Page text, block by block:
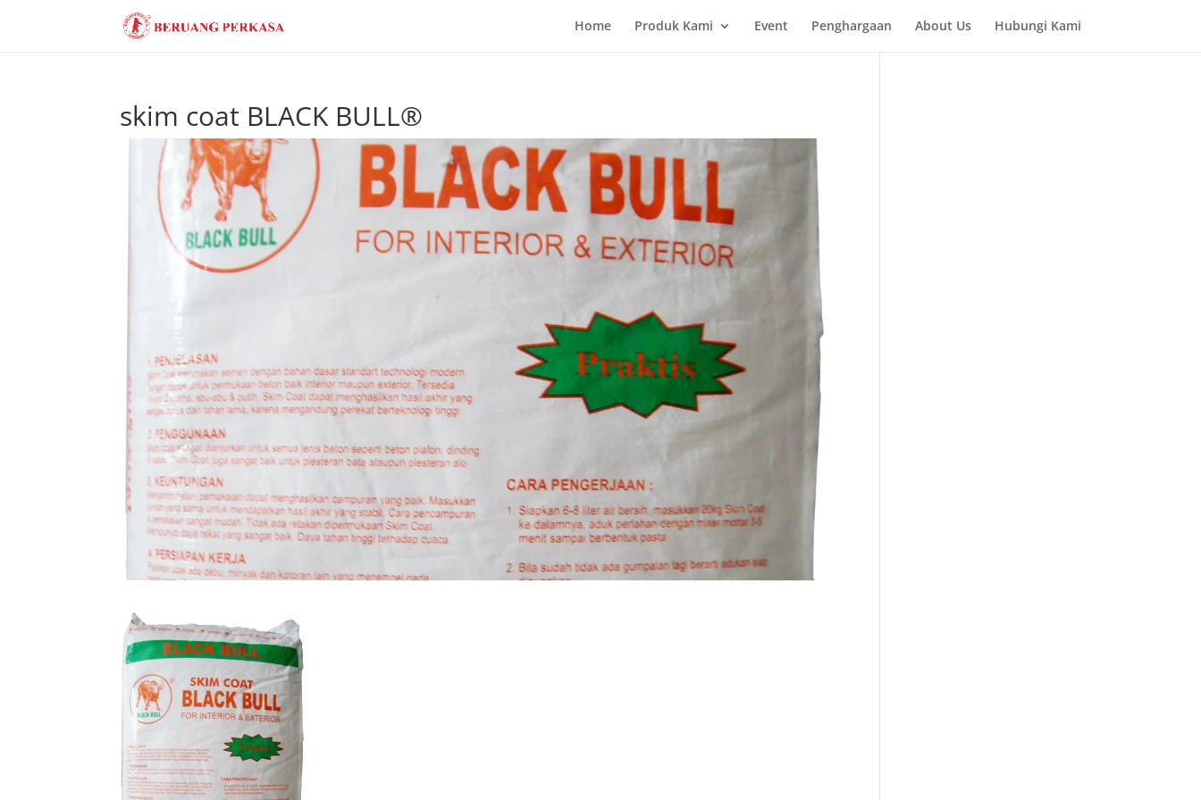
Home Produk Kami Event Penghargaan About Us Hubungi Kami
skim coat BLACK BULL®